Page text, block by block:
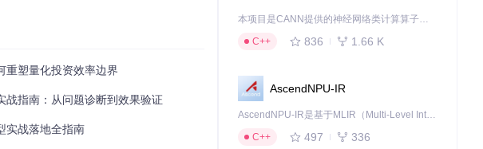
重塑量化投资效率边界
战指南：从问题诊断到效果验证
实战落地全指南
本项目是CANN提供的神经网络类计算算子库，实现网络在NPU上加速计算。
C++
836 1.66 K
AscendNPU-IR
AscendNPU-IR是基于MLIR（Multi-Level Intermediate Representation）构建的，面向昇腾亲和算子编译时使用的中间表示，提供昇腾完备表达能力，通过编译优化提升昇腾AI处理器计算效率，支持通过生态框架使能昇腾AI处理器与深度调优
C++
497 336